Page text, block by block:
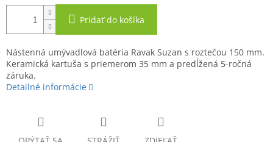
Pridať do košíka
Nástenná umývadlová batéria Ravak Suzan s roztečou 150 mm.
Keramická kartuša s priemerom 35 mm a predĺžená 5-ročná
záruka.
Detailné informácie